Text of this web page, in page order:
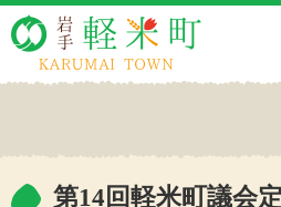
第14回軽米町議会